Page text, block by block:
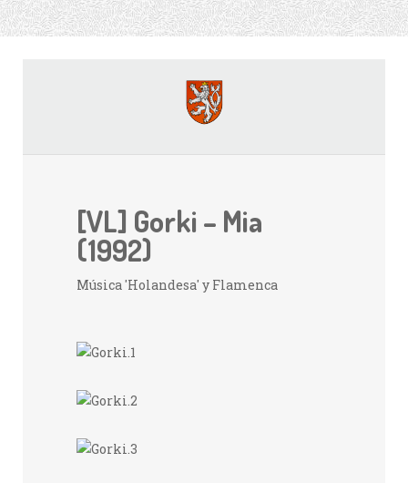
[VL] Gorki – Mia
(1992)
Música 'Holandesa' y Flamenca